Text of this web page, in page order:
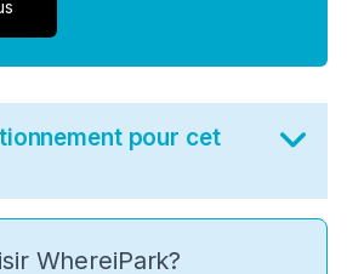
pour cet
WhereiPark?